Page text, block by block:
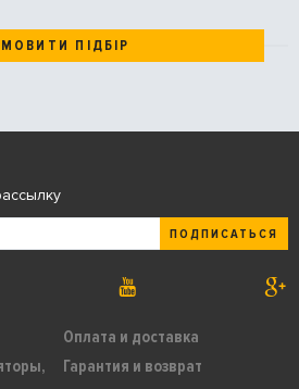
ПІДБІР
Оплата и доставка
Гарантия и возврат
ПОДПИСАТЬСЯ